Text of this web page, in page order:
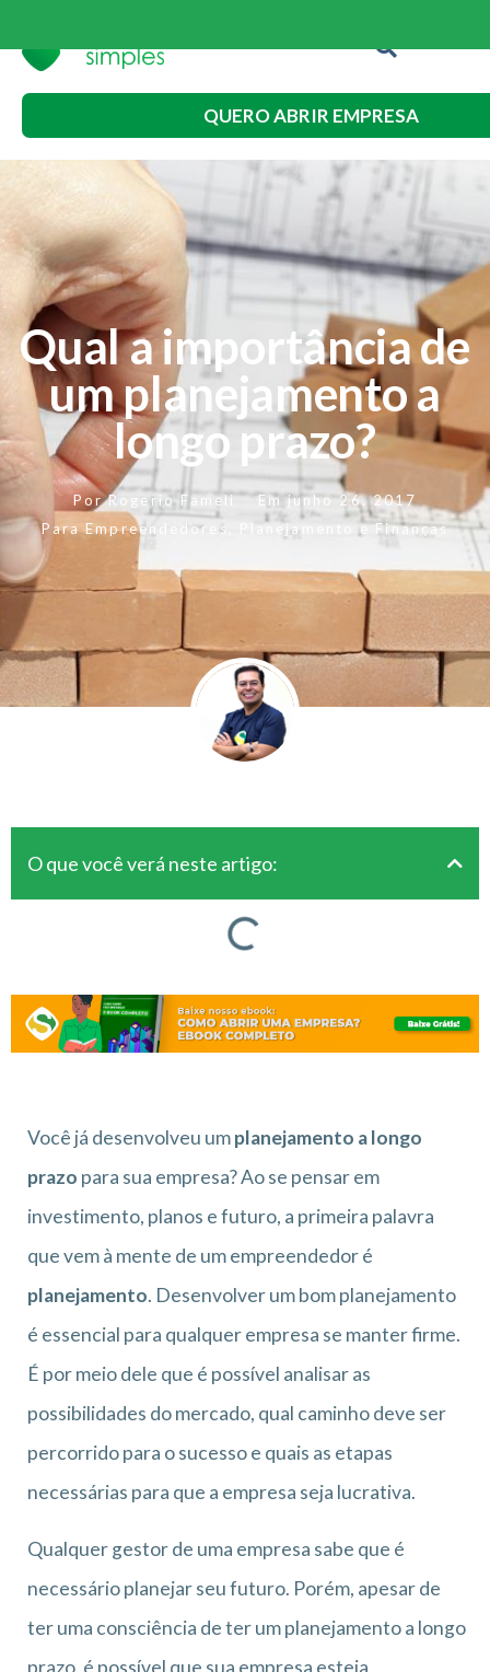
QUERO ABRIR EMPRESA
Qual a importância de
um planejamento a
longo prazo?
PorRogerio Fameli Em junho 26, 2017
Para Empreendedores
Planejamento e Finanças
O que você verá neste artigo:
Você já desenvolveu umplanejamento a longo
prazo para sua empresa? Ao se pensar em
investimento, planos e futuro, a primeira palavra
que vem à mente de um empreendedor é
planejamento. Desenvolver um bom planejamento
é essencial para qualquer empresa se manter firme.
É por meio dele que é possível analisar as
possibilidades do mercado, qual caminho deve ser
percorrido para o sucesso e quais as etapas
necessárias para que a empresa seja lucrativa.
Qualquer gestor de uma empresa sabe que é
necessário planejar seu futuro. Porém, apesar de
ter uma consciência de ter um planejamento a longo
prazo, é possível que sua empresa esteja